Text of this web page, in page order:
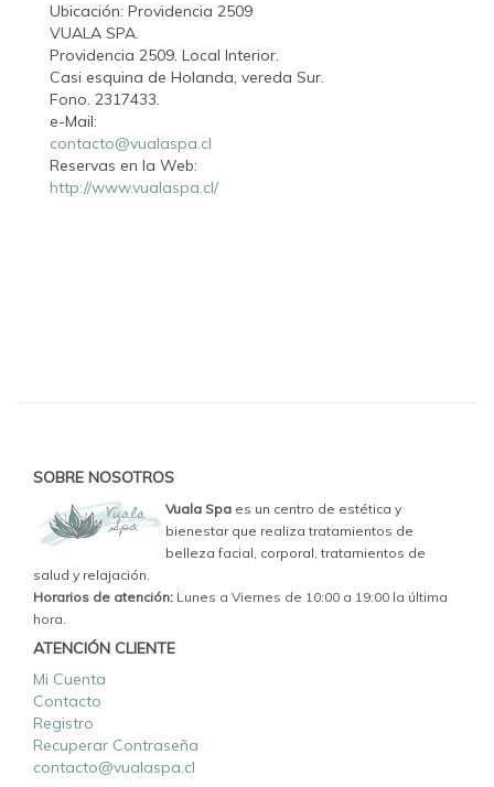
Ubicación: Providencia 2509
VUALA SPA.
Providencia 2509. Local Interior.
Casi esquina de Holanda, vereda Sur.
Fono. 2317433.
e-Mail:
contacto@vualaspa.cl
Reservas en la Web:
http://www.vualaspa.cl/
SOBRE NOSOTROS
Vuala Spa es un centro de estética y
bienestar que realiza tratamientos de
belleza facial, corporal, tratamientos de
salud y relajación.
Horarios de atención: Lunes a Viernes de 10:00 a 19:00 la última
hora.
ATENCIÓN CLIENTE
Mi Cuenta
Contacto
Registro
Recuperar Contraseña
contacto@vualaspa.cl